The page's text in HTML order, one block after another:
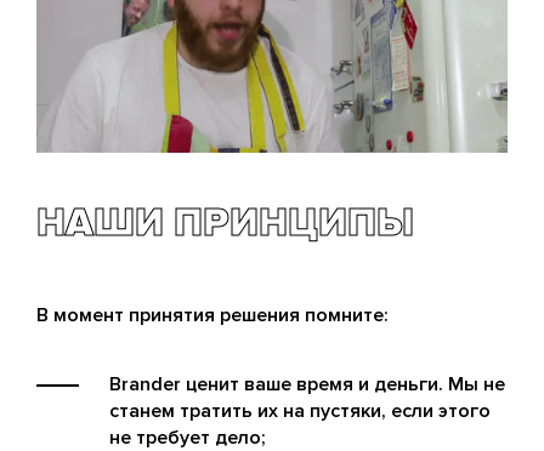
НАШИ ПРИНЦИПЫ
В момент принятия решения помните:
Brander ценит ваше время и деньги. Мы не
станем тратить их на пустяки, если этого
не требует дело;